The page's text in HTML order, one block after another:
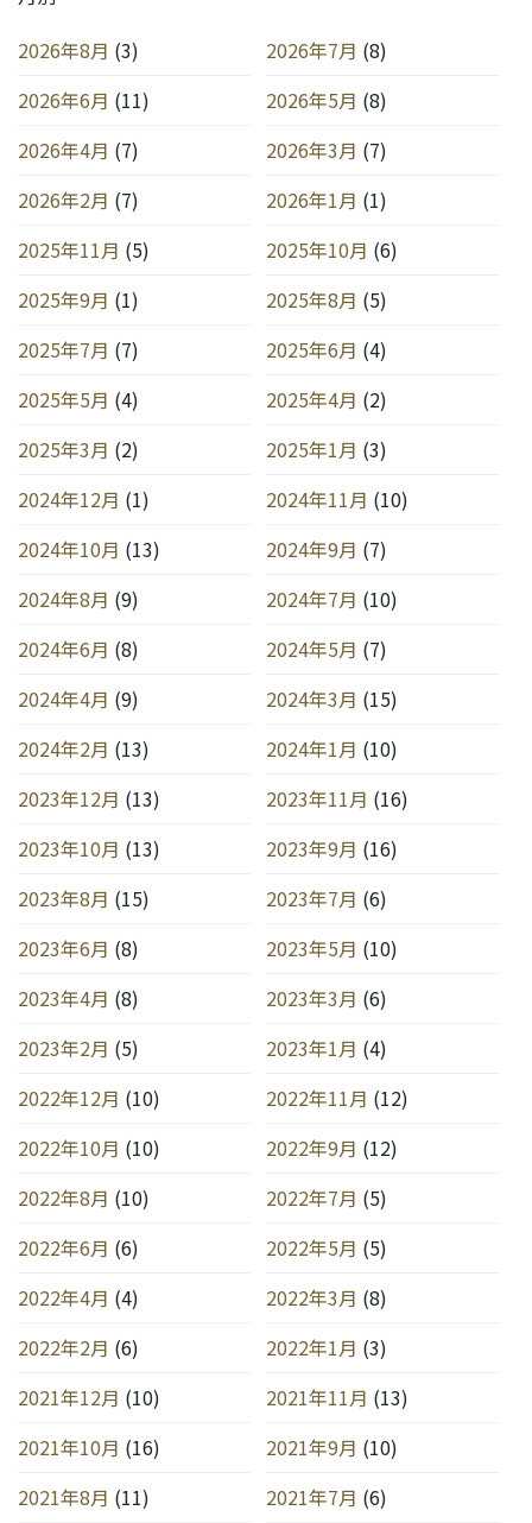
2026年8月 (3) 2026年7月 (8)
2026年6月 (11) 2026年5月 (8)
2026年4月 (7) 2026年3月 (7)
2026年2月 (7) 2026年1月 (1)
2025年11月 (5) 2025年10月 (6)
2025年9月 (1) 2025年8月 (5)
2025年7月 (7) 2025年6月 (4)
2025年5月 (4) 2025年4月 (2)
2025年3月 (2) 2025年1月 (3)
2024年12月 (1) 2024年11月 (10)
2024年10月 (13) 2024年9月 (7)
2024年8月 (9) 2024年7月 (10)
2024年6月 (8) 2024年5月 (7)
2024年4月 (9) 2024年3月 (15)
2024年2月 (13) 2024年1月 (10)
2023年12月 (13) 2023年11月 (16)
2023年10月 (13) 2023年9月 (16)
2023年8月 (15) 2023年7月 (6)
2023年6月 (8) 2023年5月 (10)
2023年4月 (8) 2023年3月 (6)
2023年2月 (5) 2023年1月 (4)
2022年12月 (10) 2022年11月 (12)
2022年10月 (10) 2022年9月 (12)
2022年8月 (10) 2022年7月 (5)
2022年6月 (6) 2022年5月 (5)
2022年4月 (4) 2022年3月 (8)
2022年2月 (6) 2022年1月 (3)
2021年12月 (10) 2021年11月 (13)
2021年10月 (16) 2021年9月 (10)
2021年8月 (11) 2021年7月 (6)